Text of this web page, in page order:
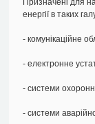
Призначені для
енергії в таких
- комунікаційне
- електронне
- системи
- системи